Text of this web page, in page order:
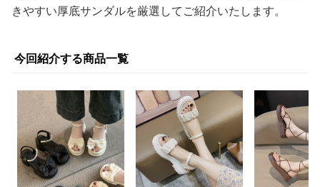
きやすい厚底サンダルを厳選してご紹介いたします。
今回紹介する商品一覧